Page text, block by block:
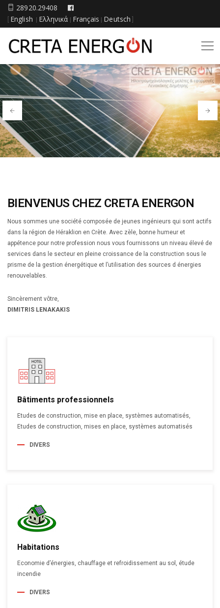
28920.29408
English Ελληνικά Français Deutsch
BIENVENUS CHEZ CRETA ENERGON
Nous sommes une société composée de jeunes ingénieurs qui sont actifs
dans la région de Héraklion en Crète. Avec zèle, bonne humeur et
appétence pour notre profession nous vous fournissons un niveau élevé de
services dans le secteur en pleine croissance de la construction sous le
prisme de la gestion énergétique et l’utilisation des sources d énergies
renouvelables.
Sincèrement vôtre,
DIMITRIS LENAKAKIS
Bâtiments professionnels
Etudes de construction, mise en place, systèmes automatisés,
Etudes de construction, mises en place, systèmes automatisés
DIVERS
Habitations
Economie d’énergies, chauffage et refroidissement au sol, étude
incendie
DIVERS